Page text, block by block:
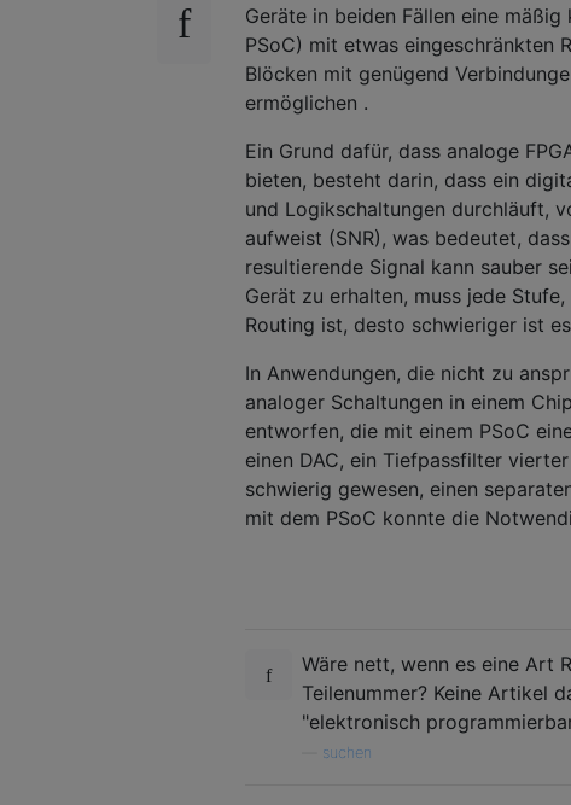
Geräte in beiden Fällen eine
PSoC) mit etwas eingeschränkten
Blöcken mit genügend
ermöglichen .
Ein Grund dafür, dass analoge
bieten, besteht darin, dass ein
und Logikschaltungen durchläuft,
aufweist (SNR), was bedeutet,
resultierende Signal kann sauber
Gerät zu erhalten, muss jede
Routing ist, desto schwieriger ist
In Anwendungen, die nicht zu
analoger Schaltungen in einem
entworfen, die mit einem PSoC
einen DAC, ein Tiefpassfilter
schwierig gewesen, einen
mit dem PSoC konnte die
Wäre nett, wenn es eine Art
Teilenummer? Keine Artikel
"elektronisch
suchen